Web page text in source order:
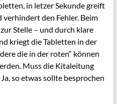
in letzer Sekunde greift
den Fehler. Beim
Stelle – und durch klare
kriegt die Tabletten in der
die in der roten“ können
Muss die Kitaleitung
so etwas sollte besprochen